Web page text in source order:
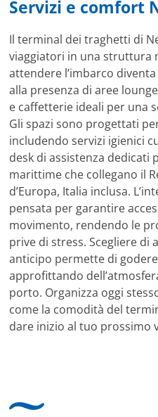
Servizi e comfort
Il terminal dei traghetti di
viaggiatori in una struttura
attendere l’imbarco
alla presenza di aree
e caffetterie ideali per una
Gli spazi sono progettati
includendo servizi igienici
desk di assistenza
marittime che collegano il
d’Europa, Italia inclusa.
pensata per garantire
movimento, rendendo le
prive di stress. Scegliere di
anticipo permette di
approfittando
porto. Organizza oggi
come la comodità del
dare inizio al tuo prossimo